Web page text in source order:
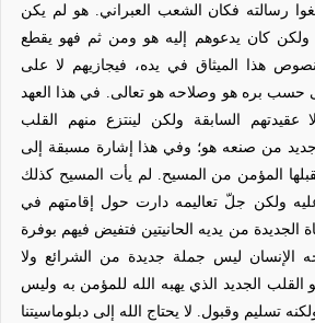
رسالته فكان الشعب العبراني. هو لم يكن
كان يدعوهم إليه هو ومن ثم فهو يقطع
هذا الميثاق في يده، فيجازيهم لا على
بره هو وصلاحه هو تعالى. في هذا العهد
عقيدتهم السابقة ولكن لينتزع منهم القلب
من صنعه هو؛ وفي هذا إشارة مسبقة إلى
المؤمن من المسيح. لم يأت المسيح كذلك
ولكن جلّ تعاليمه دارت حول إقامتهم في
الجديدة من يديه الحانيتين فتفيض فيهم بوفرة
ما يحتاجه الإنسان ليس جملة جديدة من الشرائع ولا
القلب الجديد الذي يهبه الله للمؤمن به وليس
تسليم وقبول. لا يحتاج الله إلى دبلوماسيتنا